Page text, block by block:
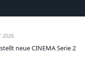
2026
neue CINEMA Serie 2